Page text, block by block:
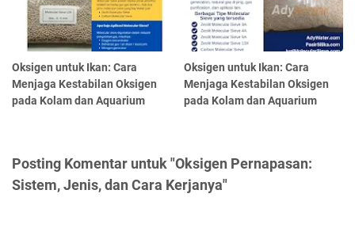
Oksigen untuk Ikan: Cara
Menjaga Kestabilan Oksigen
pada Kolam dan Aquarium
Oksigen untuk Ikan: Cara
Menjaga Kestabilan Oksigen
pada Kolam dan Aquarium
Posting Komentar untuk "Oksigen Pernapasan:
Sistem, Jenis, dan Cara Kerjanya"